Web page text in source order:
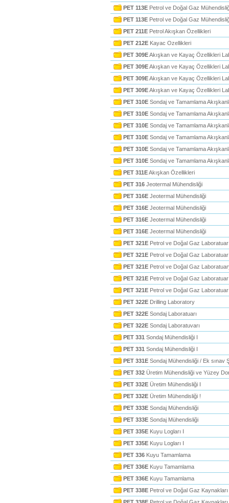
PET 113E Petrol ve Doğal Gaz
PET 113E Petrol ve Doğal Gaz
PET 211E Petrol Akışkan Özellikleri
PET 212E Kayac Ozellikleri
PET 309EAkışkan ve Kayaç Özellikleri
PET 309EAkışkan ve Kayaç Özellikleri
PET 309EAkışkan ve Kayaç Özellikleri
PET 309EAkışkan ve Kayaç Özellikleri
PET 310E Sondaj ve Tamamlama
PET 310E Sondaj ve Tamamlama
PET 310E Sondaj ve Tamamlama
PET 310E Sondaj ve Tamamlama
PET 310E Sondaj ve Tamamlama
PET 310E Sondaj ve Tamamlama
PET 311EAkışkan Özellikleri
PET 316 Jeotermal Mühendisliği
PET 316E Jeotermal Mühendisliği
PET 316E Jeotermal Mühendisliği
PET 316E Jeotermal Mühendisliği
PET 316E Jeotermal Mühendisliği
PET 321E Petrol ve Doğal Gaz
PET 321E Petrol ve Doğal Gaz
PET 321E Petrol ve Doğal Gaz
PET 321E Petrol ve Doğal Gaz
PET 321E Petrol ve Doğal Gaz
PET 322E Drilling Laboratory
PET 322E Sondaj Laboratuarı
PET 322E Sondaj Laboratuvarı
PET 331 Sondaj Mühendisliği I
PET 331 Sondaj Mühendisliği I
PET 331E Sondaj Mühendisliği / Ek sınav
PET 332 Üretim Mühendisliği ve Yüzey
PET 332E Üretim Mühendisliği I
PET 332E Üretim Mühendisliği !
PET 333E Sondaj Mühendisliği
PET 333E Sondaj Mühendisliği
PET 335E Kuyu Logları I
PET 335E Kuyu Logları I
PET 336 Kuyu Tamamlama
PET 336E Kuyu Tamamlama
PET 336E Kuyu Tamamlama
PET 338E Petrol ve Doğal Gaz